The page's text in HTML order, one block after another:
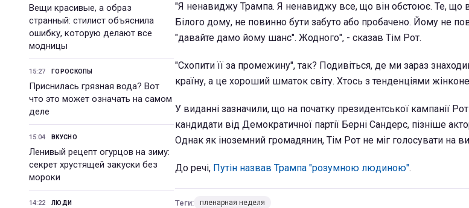
Вещи красивые, а образ
странный: стилист объяснила
ошибку, которую делают все
модницы
15:27 ГОРОСКОПЫ
Приснилась грязная вода? Вот
что это может означать на самом
деле
15:04 ВКУСНО
Ленивый рецепт огурцов на зиму:
секрет хрустящей закуски без
мороки
14:22 ЛЮДИ
"Я ненавиджу Трампа. Я ненавиджу все, що він обстоює. Те, що
Білого дому, не повинно бути забуто або пробачено. Йому не
"давайте дамо йому шанс". Жодного", - сказав Тім Рот.
"Схопити її за промежину", так? Подивіться, де ми зараз
країну, а це хороший шматок світу. Хтось з тенденціями
У виданні зазначили, що на початку президентської кампанії
кандидати від Демократичної партії Берні Сандерс, пізніше
Однак як іноземний громадянин, Тім Рот не міг голосувати на
До речі, Путін назвав Трампа "розумною людиною".
Теги: пленарная неделя